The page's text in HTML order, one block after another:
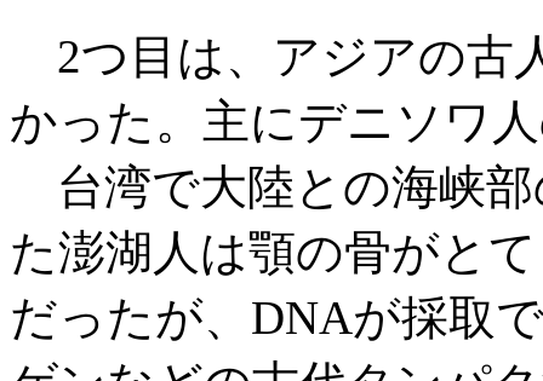
2つ目は、アジアの古
かった。主にデニソワ
台湾で大陸との海峡部
た澎湖人は顎の骨がと
だったが、DNAが採取